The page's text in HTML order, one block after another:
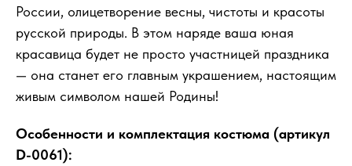
России, олицетворение весны, чистоты и красоты
русской природы. В этом наряде ваша юная
красавица будет не просто участницей праздника
— она станет его главным украшением, настоящим
живым символом нашей Родины!
Особенности и комплектация костюма (артикул
D-0061):